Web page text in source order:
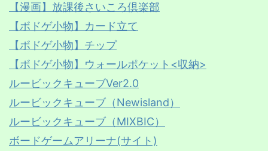
【漫画】放課後さいころ倶楽部
【ボドゲ小物】カード立て
【ボドゲ小物】チップ
【ボドゲ小物】ウォールポケット<収納>
ルービックキューブVer2.0
ルービックキューブ（Newisland）
ルービックキューブ（MIXBIC）
ボードゲームアリーナ(サイト)